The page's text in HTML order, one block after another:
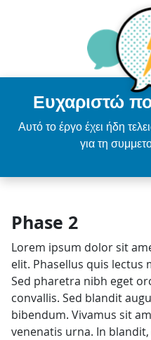
Ευχαριστώ
Αυτό το έργο έχει ήδη
για τη
Phase 2
Lorem ipsum dolor sit
elit. Phasellus quis lectus
Sed pharetra nibh eget
convallis. Sed blandit
bibendum. Vivamus sit
venenatis urna. In